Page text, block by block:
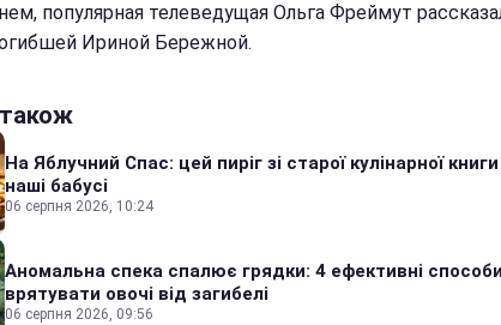
популярная телеведущая Ольга Фреймут
Ириной Бережной.
На Яблучний Спас: цей пиріг зі старої кулінарної
наші бабусі
06 серпня 2026, 10:24
Аномальна спека спалює грядки: 4 ефективні способи
врятувати овочі від загибелі
06 серпня 2026, 09:56